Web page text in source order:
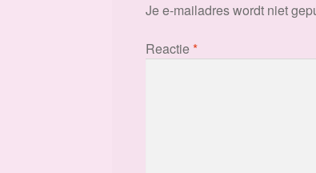
Je e-mailadres wordt niet
Reactie*